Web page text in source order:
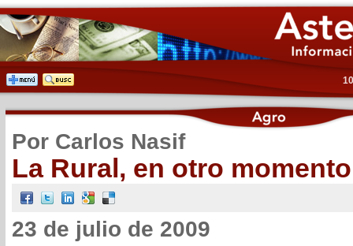
Por Carlos Nasif
La Rural, en otro
23 de julio de 2009